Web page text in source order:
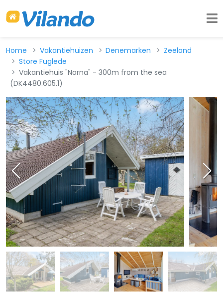
Home Vakantiehuizen Denemarken
Zeeland
Store Fuglede
Vakantiehuis "Norna" - 300m from the sea
(DK4480.605.1)